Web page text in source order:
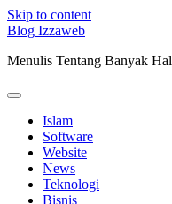
Skip to content
Blog Izzaweb
Menulis Tentang Banyak Hal
Islam
Software
Website
News
Teknologi
Bisnis